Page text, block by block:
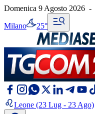
Domenica 9 Agosto 2026 -
Milano 25°
Leone (23 Lug - 23 Ago)